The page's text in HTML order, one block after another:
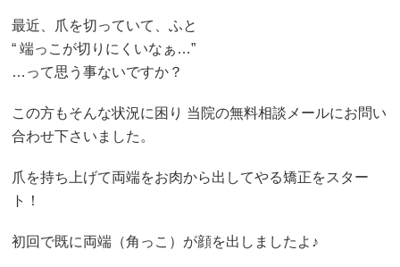
最近、爪を切っていて、ふと
“ 端っこが切りにくいなぁ…”
…って思う事ないですか？
この方もそんな状況に困り 当院の無料相談メールにお問い
合わせ下さいました。
爪を持ち上げて両端をお肉から出してやる矯正をスター
ト！
初回で既に両端（角っこ）が顔を出しましたよ♪